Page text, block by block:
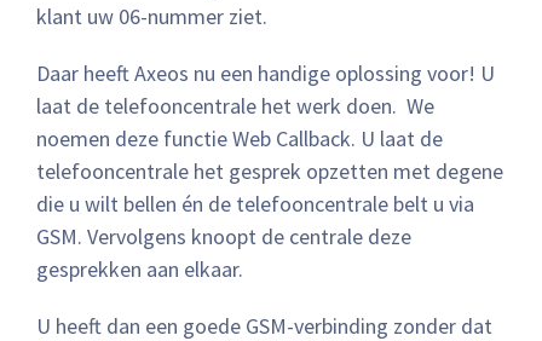
klant uw 06-nummer ziet.
Daar heeft Axeos nu een handige oplossing voor! U
laat de telefooncentrale het werk doen. We
noemen deze functie Web Callback. U laat de
telefooncentrale het gesprek opzetten met degene
die u wilt bellen én de telefooncentrale belt u via
GSM. Vervolgens knoopt de centrale deze
gesprekken aan elkaar.
U heeft dan een goede GSM-verbinding zonder dat